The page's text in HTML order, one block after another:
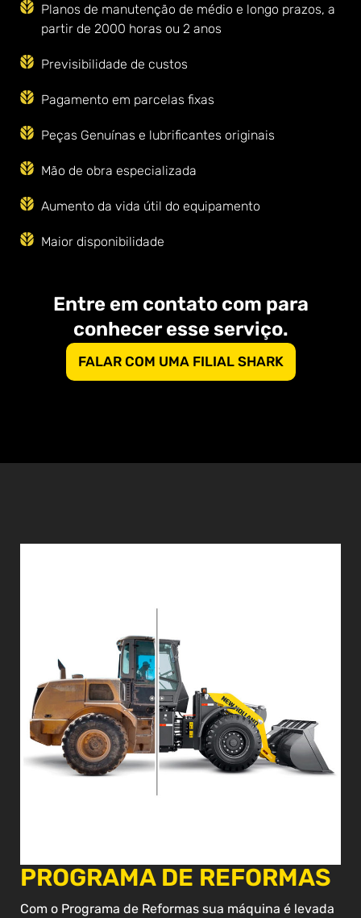
Planos de manutenção de médio e longo prazos, a
partir de 2000 horas ou 2 anos
Previsibilidade de custos
Pagamento em parcelas fixas
Peças Genuínas e lubrificantes originais
Mão de obra especializada
Aumento da vida útil do equipamento
Maior disponibilidade
Entre em contato com para
conhecer esse serviço.
FALAR COM UMA FILIAL SHARK
PROGRAMA DE REFORMAS
Com o Programa de Reformas sua máquina é levada